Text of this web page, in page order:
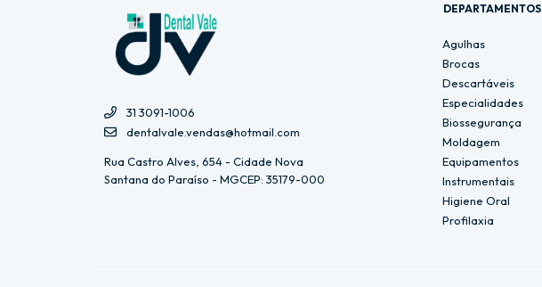
31 3091-1006
dentalvale.vendas@hotmail.com
Rua Castro Alves, 654 - Cidade Nova
Santana do Paraíso - MGCEP: 35179-000
DEPARTAMENTOS
Agulhas
Brocas
Descartáveis
Especialidades
Biossegurança
Moldagem
Equipamentos
Instrumentais
Higiene Oral
Profilaxia